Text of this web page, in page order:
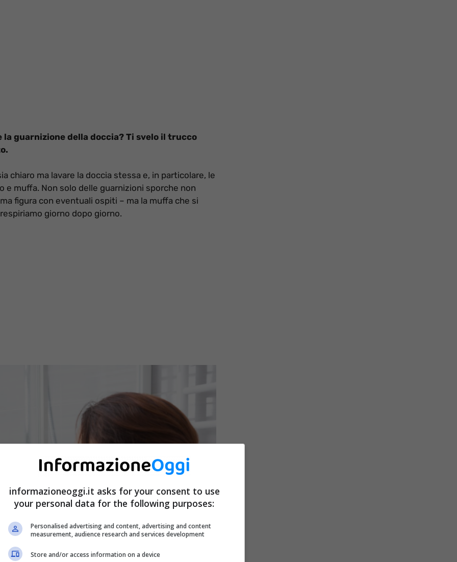
guarnizione della doccia? Ti svelo il trucco
chiaro ma lavare la doccia stessa e, in particolare, le
e muffa. Non solo delle guarnizioni sporche non
figura con eventuali ospiti – ma la muffa che si
giorno dopo giorno.
informazioneoggi.it asks for your consent to use
your personal data for the following purposes:
Personalised advertising and content, advertising and content
measurement, audience research and services development
Store and/or access information on a device